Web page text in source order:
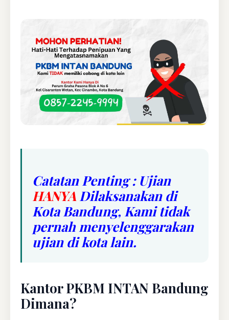
Catatan Penting : Ujian
HANYA Dilaksanakan di
Kota Bandung, Kami tidak
pernah menyelenggarakan
ujian di kota lain.
Kantor PKBM INTAN Bandung
Dimana?